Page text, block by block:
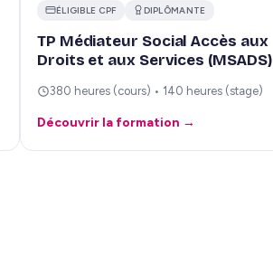
ÉLIGIBLE CPF DIPLÔMANTE
TP Médiateur Social Accès aux
Droits et aux Services (MSADS)
380 heures (cours) • 140 heures (stage)
Découvrir la formation →